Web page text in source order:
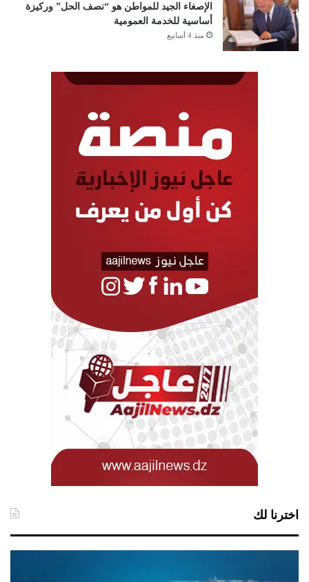
الإصغاء الجيد للمواطن هو “نصف الحل” وركيزة
أساسية للخدمة العمومية
منذ 4 أسابيع
اخترنا لك